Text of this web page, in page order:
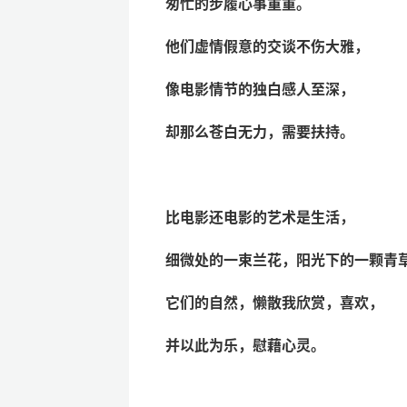
匆忙的步履心事重重。
他们虚情假意的交谈不伤大雅，
像电影情节的独白感人至深，
却那么苍白无力，需要扶持。
比电影还电影的艺术是生活，
细微处的一束兰花，阳光下的一颗青
它们的自然，懒散我欣赏，喜欢，
并以此为乐，慰藉心灵。